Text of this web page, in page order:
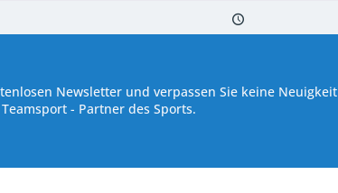
Newsletter und verpassen Sie keine
- Partner des Sports.